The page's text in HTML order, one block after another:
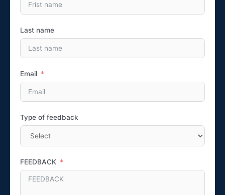
Last name
Email
Type of feedback
FEEDBACK